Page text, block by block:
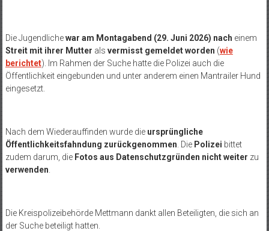
Die Jugendlichewar am Montagabend (29. Juni 2026) nach einem
Streit mit ihrer Mutter als vermisst gemeldet worden (wie
berichtet). Im Rahmen der Suche hatte die Polizei auch die
Öffentlichkeit eingebunden und unter anderem einen Mantrailer Hund
eingesetzt.
Nach dem Wiederauffinden wurde die ursprüngliche
Öffentlichkeitsfahndung zurückgenommen . Die Polizei bittet
zudem darum, die Fotos aus Datenschutzgründen nicht weiter zu
verwenden
Die Kreispolizeibehörde Mettmann dankt allen Beteiligten, die sich an
der Suche beteiligt hatten.